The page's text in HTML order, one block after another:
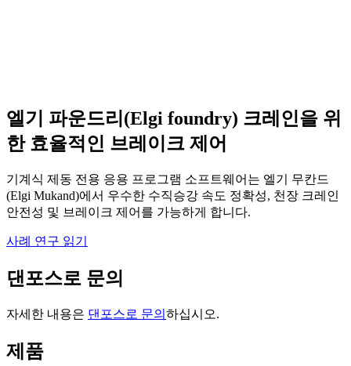
엘기 파운드리(Elgi foundry) 크레인을 위
한 효율적인 브레이크 제어
기계식 제동 전용 응용 프로그램 소프트웨어는 엘기 무칸드
(Elgi Mukand)에서 우수한 수직승강 속도 정확성, 천장 크레인
안전성 및 브레이크 제어를 가능하게 합니다.
사례 연구 읽기
댄포스로 문의
자세한 내용은 댄포스로 문의 하십시오.
제품